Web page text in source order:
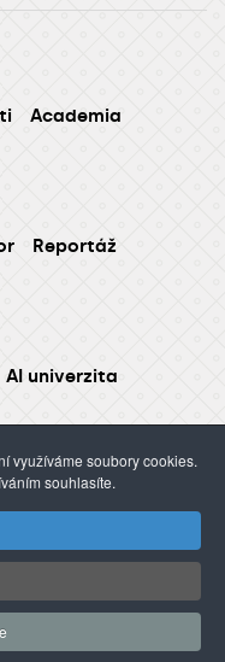
Academia
Reportáž
AI univerzita
je zakázáno bez
/webdesign Agionet
využíváme soubory cookies.
souhlasíte.